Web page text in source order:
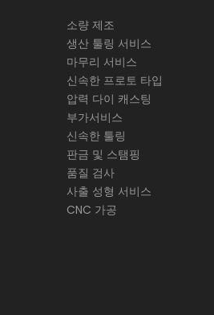
소량 제조
생산 툴링 서비스
마무리 서비스
신속한 프로토 타입
압력 다이 캐스팅
부가서비스
신속한 툴링
판금 및 스탬핑
품질 검사
사출 성형 서비스
CNC 가공